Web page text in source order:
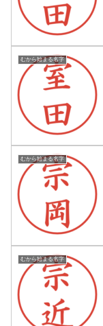
むから始まる名字
むから始まる名字
むから始まる名字